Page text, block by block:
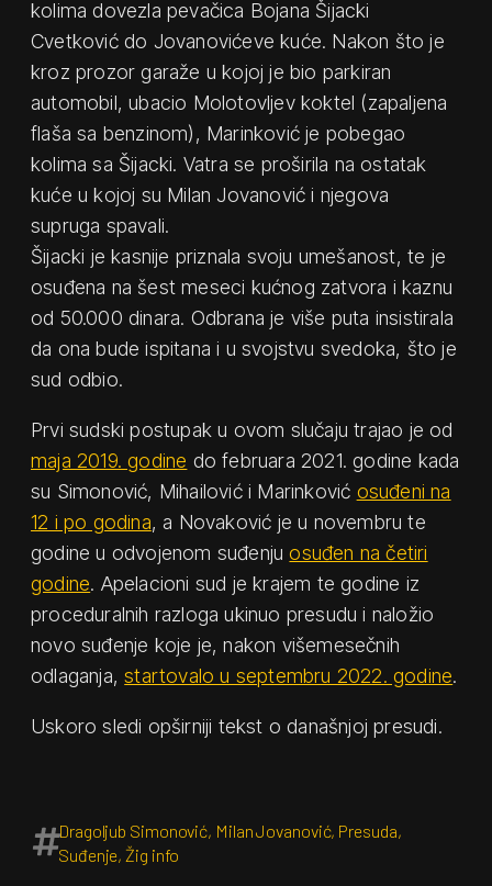
kolima dovezla pevačica Bojana Šijacki
Cvetković do Jovanovićeve kuće. Nakon što je
kroz prozor garaže u kojoj je bio parkiran
automobil, ubacio Molotovljev koktel (zapaljena
flaša sa benzinom), Marinković je pobegao
kolima sa Šijacki. Vatra se proširila na ostatak
kuće u kojoj su Milan Jovanović i njegova
supruga spavali.
Šijacki je kasnije priznala svoju umešanost, te je
osuđena na šest meseci kućnog zatvora i kaznu
od 50.000 dinara. Odbrana je više puta insistirala
da ona bude ispitana i u svojstvu svedoka, što je
sud odbio.
Prvi sudski postupak u ovom slučaju trajao je od
maja 2019. godine do februara 2021. godine kada
su Simonović, Mihailović i Marinković osuđeni na
12 i po godina, a Novaković je u novembru te
godine u odvojenom suđenjuosuđen na četiri
godine. Apelacioni sud je krajem te godine iz
proceduralnih razloga ukinuo presudu i naložio
novo suđenje koje je, nakon višemesečnih
odlaganja,startovalo u septembru 2022. godine.
Uskoro sledi opširniji tekst o današnjoj presudi.
Dragoljub Simonović, Milan Jovanović, Presuda,
Suđenje,Žig info